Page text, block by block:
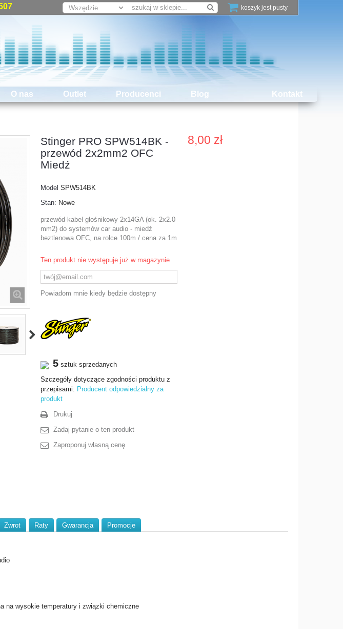
koszyk jest pusty
O nas Outlet Producenci Blog Kontakt
Stinger PRO SPW514BK -
przewód 2x2mm2 OFC
Miedź
Model SPW514BK
Stan: Nowe
przewód-kabel głośnikowy 2x14GA (ok. 2x2.0
mm2) do systemów car audio - miedź
beztlenowa OFC, na rolce 100m / cena za 1m
Ten produkt nie występuje już w magazynie
Powiadom mnie kiedy będzie dostępny
5sztuk sprzedanych
Szczegóły dotyczące zgodności produktu z
przepisami: Producent odpowiedzialny za
produkt
Drukuj
Zadaj pytanie o ten produkt
Zaproponuj własną cenę
8,00 zł
Zwrot Raty Gwarancja Promocje
na wysokie temperatury i związki chemiczne